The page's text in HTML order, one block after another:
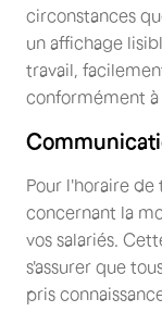
circonstances
un affichage
travail,
conformément à
Pour l'horaire
concernant la
vos salariés.
s'assurer que
pris